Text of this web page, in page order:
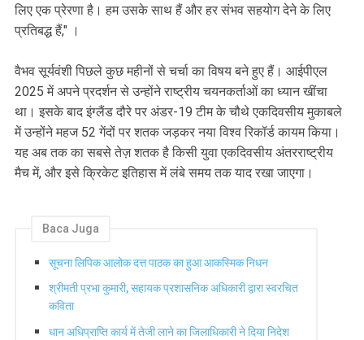
लिए एक प्रेरणा है। हम उसके साथ हैं और हर संभव सहयोग देने के लिए
प्रतिबद्ध हैं," ।
वैभव सूर्यवंशी पिछले कुछ महीनों से चर्चा का विषय बने हुए हैं। आईपीएल
2025 में अपने प्रदर्शन से उन्होंने राष्ट्रीय चयनकर्ताओं का ध्यान खींचा
था। इसके बाद इंग्लैंड दौरे पर अंडर-19 टीम के चौथे एकदिवसीय मुकाबले
में उन्होंने महज 52 गेंदों पर शतक जड़कर नया विश्व रिकॉर्ड कायम किया।
यह अब तक का सबसे तेज़ शतक है किसी युवा एकदिवसीय अंतरराष्ट्रीय
मैच में, और इसे क्रिकेट इतिहास में लंबे समय तक याद रखा जाएगा।
Baca Juga
सूचना लिपिक आलोक दत्त पाठक का हुआ आकस्मिक निधन
श्रीमती प्रभा कुमारी, सहायक प्रशासनिक अधिकारी द्वारा स्वरचित
कविता
धान अधिप्राप्ति कार्य में तेजी लाने का जिलाधिकारी ने दिया निदेश